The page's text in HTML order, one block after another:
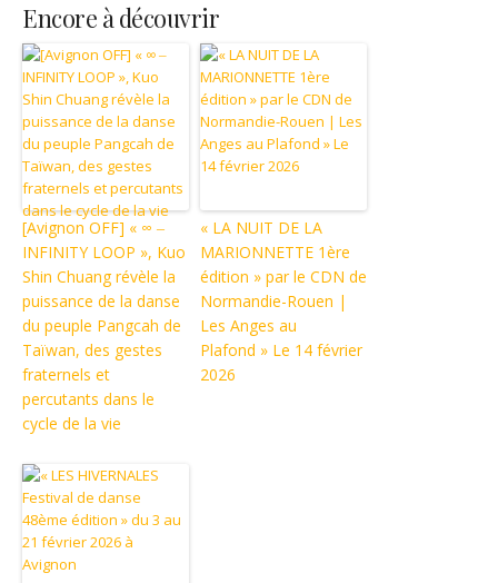
Encore à découvrir
[Avignon OFF] « ∞ ‒
INFINITY LOOP », Kuo
Shin Chuang révèle la
puissance de la danse
du peuple Pangcah de
Taïwan, des gestes
fraternels et
percutants dans le
cycle de la vie
« LA NUIT DE LA
MARIONNETTE 1ère
édition » par le CDN de
Normandie-Rouen |
Les Anges au
Plafond » Le 14 février
2026